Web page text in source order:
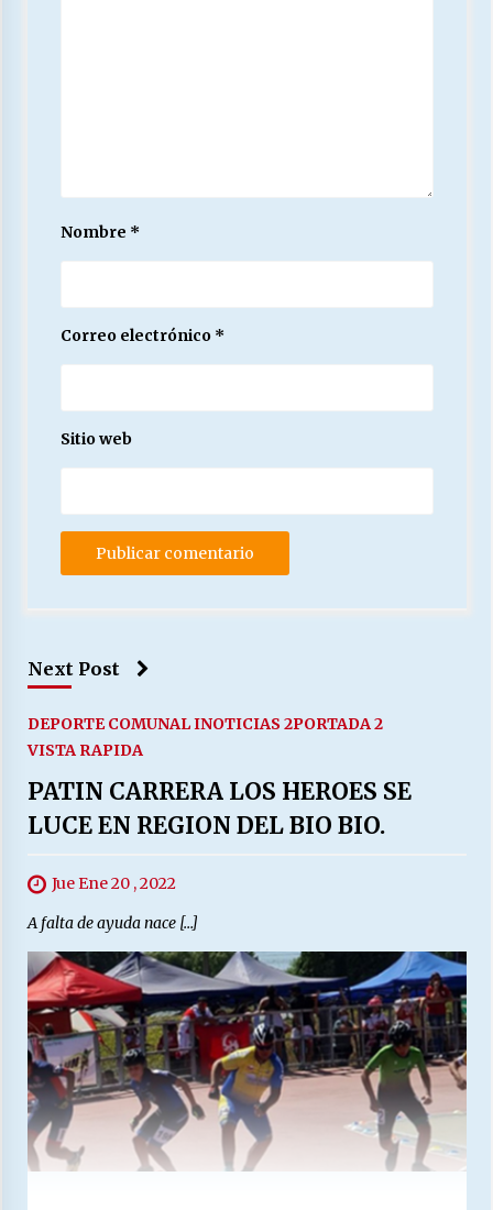
Nombre *
Correo electrónico *
Sitio web
Next Post
DEPORTE COMUNAL INOTICIAS 2PORTADA 2
VISTA RAPIDA
PATIN CARRERA LOS HEROES SE
LUCE EN REGION DEL BIO BIO.
Jue Ene 20 , 2022
A falta de ayuda nace […]